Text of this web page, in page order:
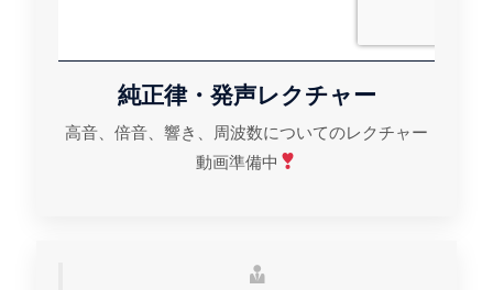
純正律・発声レクチャー
高音、倍音、響き、周波数についてのレクチャー
動画準備中